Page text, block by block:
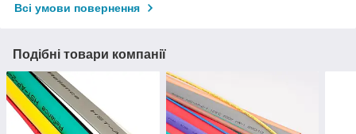
Всі умови повернення
Подібні товари компанії